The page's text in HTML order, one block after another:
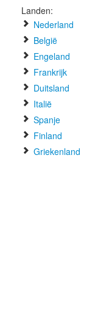
Landen:
Nederland
België
Engeland
Frankrijk
Duitsland
Italië
Spanje
Finland
Griekenland